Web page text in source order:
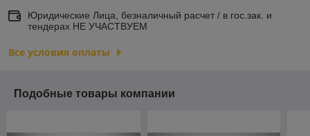
Юридические Лица, безналичный расчет / в гос.зак. и
тендерах НЕ УЧАСТВУЕМ
Все условия оплаты
Подобные товары компании